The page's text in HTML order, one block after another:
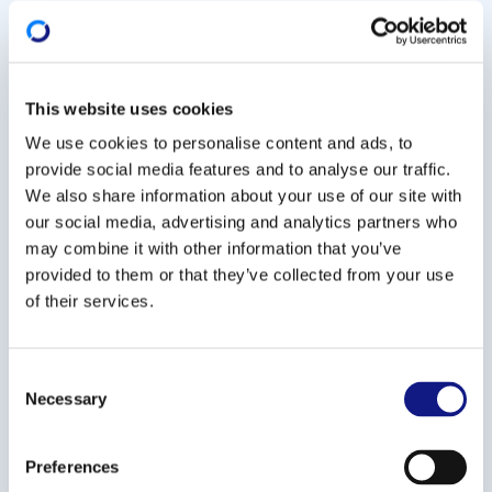
This website uses cookies
We use cookies to personalise content and ads, to
provide social media features and to analyse our traffic.
We also share information about your use of our site with
our social media, advertising and analytics partners who
may combine it with other information that you’ve
provided to them or that they’ve collected from your use
of their services.
Necessary
Preferences
Le temps partiel est moins présent parmi les
En revanche, la rémunération des femmes
diplômées est comparable avec celle des hommes
diplômés.
Le diplôme obtenu joue un rôle déterminant dans
Les détenteurs d’un DAP / CATP sont privilégiés. Le
premier emploi intervient directement après la sortie
pour 55% des détenteurs d’un CCP / CCM et pour